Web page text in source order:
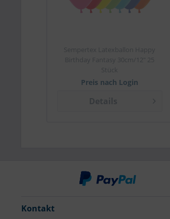
Sempertex Latexballon Happy
Birthday Fantasy 30cm/12" 25
Preis nach Login
Kontakt